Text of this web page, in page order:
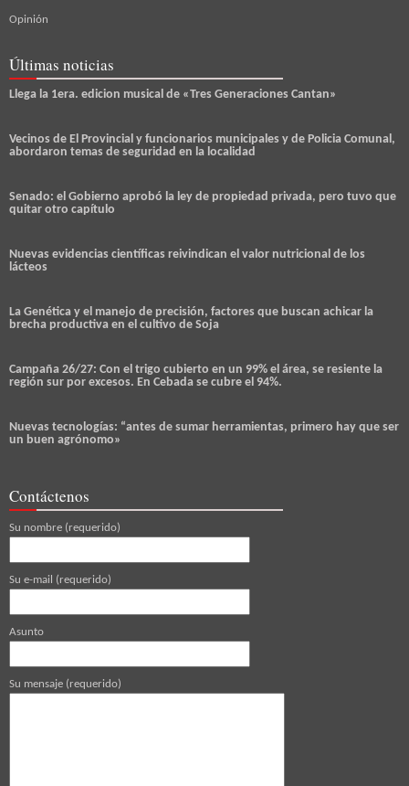
Opinión
Últimas noticias
Llega la 1era. edicion musical de «Tres Generaciones Cantan»
Vecinos de El Provincial y funcionarios municipales y de Policia Comunal,
abordaron temas de seguridad en la localidad
Senado: el Gobierno aprobó la ley de propiedad privada, pero tuvo que
quitar otro capítulo
Nuevas evidencias científicas reivindican el valor nutricional de los
lácteos
La Genética y el manejo de precisión, factores que buscan achicar la
brecha productiva en el cultivo de Soja
Campaña 26/27: Con el trigo cubierto en un 99% el área, se resiente la
región sur por excesos. En Cebada se cubre el 94%.
Nuevas tecnologías: “antes de sumar herramientas, primero hay que ser
un buen agrónomo»
Contáctenos
Su nombre (requerido)
Su e-mail (requerido)
Asunto
Su mensaje (requerido)